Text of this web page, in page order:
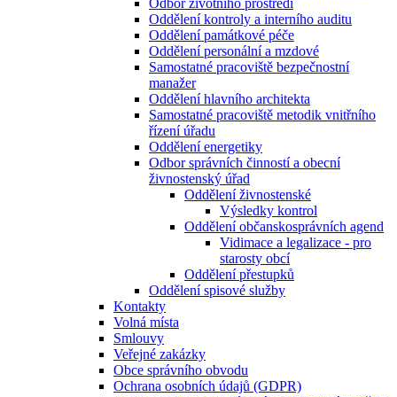
Odbor životního prostředí
Oddělení kontroly a interního auditu
Oddělení památkové péče
Oddělení personální a mzdové
Samostatné pracoviště bezpečnostní
manažer
Oddělení hlavního architekta
Samostatné pracoviště metodik vnitřního
řízení úřadu
Oddělení energetiky
Odbor správních činností a obecní
živnostenský úřad
Oddělení živnostenské
Výsledky kontrol
Oddělení občanskosprávních agend
Vidimace a legalizace - pro
starosty obcí
Oddělení přestupků
Oddělení spisové služby
Kontakty
Volná místa
Smlouvy
Veřejné zakázky
Obce správního obvodu
Ochrana osobních údajů (GDPR)